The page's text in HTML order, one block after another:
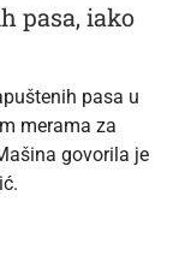
pasa, iako
pasa u
merama za
govorila je